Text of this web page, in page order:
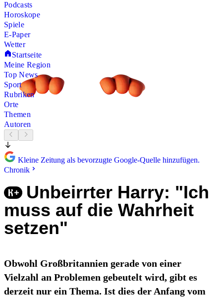
Podcasts
Horoskope
Spiele
E-Paper
Wetter
Startseite
Meine Region
Top News
Sport
Rubriken
Orte
Themen
Autoren
Kleine Zeitung als bevorzugte Google-Quelle hinzufügen.
Chronik
Unbeirrter Harry: "Ich
muss auf die Wahrheit
setzen"
Obwohl Großbritannien gerade von einer
Vielzahl an Problemen gebeutelt wird, gibt es
derzeit nur ein Thema. Ist dies der Anfang vom